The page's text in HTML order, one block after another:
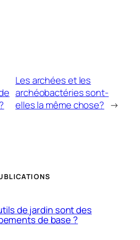
Les archées et les
archéobactéries sont-
elles la même chose? →
de jardin sont des
de base ?